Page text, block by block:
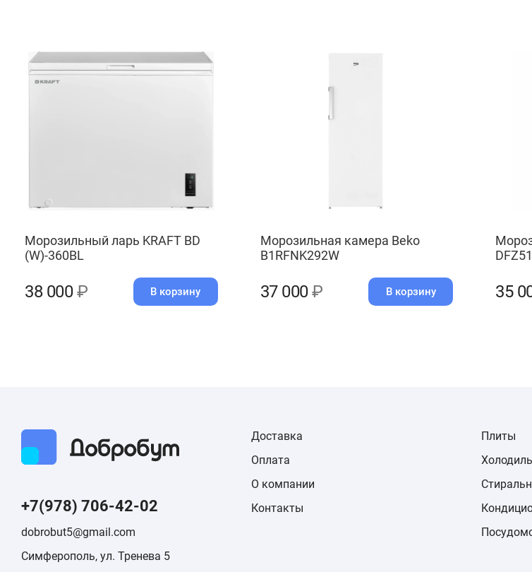
Морозильный ларь KRAFT BD
(W)-360BL
38 000₽ В корзину
Морозильная камера Beko
B1RFNK292W
37 000₽ В корзину 35
+7(978) 706-42-02
dobrobut5@gmail.com
Симферополь, ул. Тренева 5
Доставка
Оплата
О компании
Контакты
Плиты